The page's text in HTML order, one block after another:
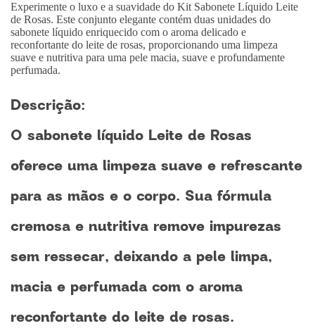
Experimente o luxo e a suavidade do Kit Sabonete Líquido Leite
de Rosas. Este conjunto elegante contém duas unidades do
sabonete líquido enriquecido com o aroma delicado e
reconfortante do leite de rosas, proporcionando uma limpeza
suave e nutritiva para uma pele macia, suave e profundamente
perfumada.
Descrição:
O sabonete líquido Leite de Rosas
oferece uma limpeza suave e refrescante
para as mãos e o corpo. Sua fórmula
cremosa e nutritiva remove impurezas
sem ressecar, deixando a pele limpa,
macia e perfumada com o aroma
reconfortante do leite de rosas.